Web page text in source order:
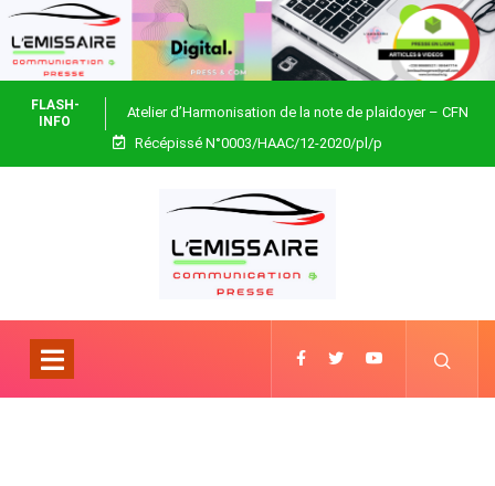
FLASH-
INFO
Atelier d’Harmonisation de la note de plaidoyer – CFN
Togo
Récépissé N°0003/HAAC/12-2020/pl/p